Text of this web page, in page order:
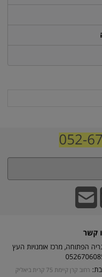
052-
קשר
הפתוחה, מרכז אומנויות העץ
רחוב קרן קיימת 75 קרית ביאליק